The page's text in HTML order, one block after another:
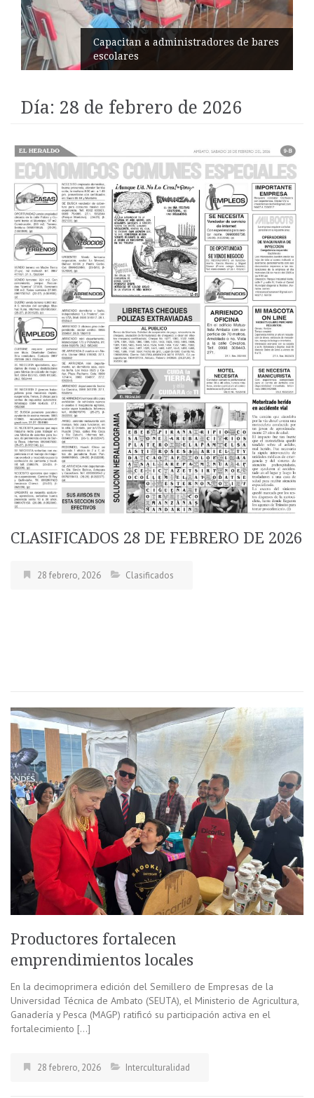
Éxito en recital de Ciudad Poética
Día: 28 de febrero de 2026
CLASIFICADOS 28 DE FEBRERO DE 2026
28 febrero, 2026 Clasificados
Productores fortalecen
emprendimientos locales
En la decimoprimera edición del Semillero de Empresas de la
Universidad Técnica de Ambato (SEUTA), el Ministerio de Agricultura,
Ganadería y Pesca (MAGP) ratificó su participación activa en el
fortalecimiento […]
28 febrero, 2026 Interculturalidad